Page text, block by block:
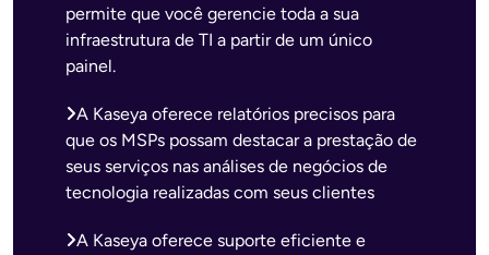
permite que você gerencie toda a sua
infraestrutura de TI a partir de um único
painel.
A Kaseya oferece relatórios precisos para
que os MSPs possam destacar a prestação de
seus serviços nas análises de negócios de
tecnologia realizadas com seus clientes
A Kaseya oferece suporte eficiente e